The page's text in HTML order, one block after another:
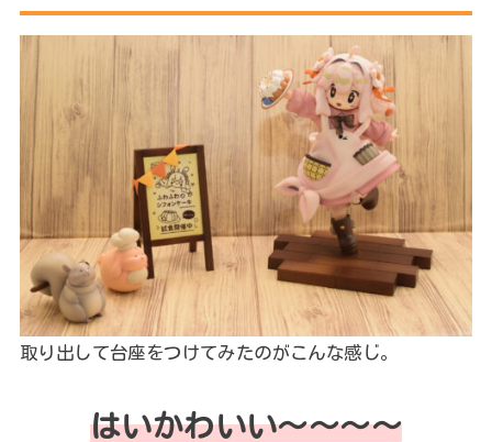
取り出して台座をつけてみたのがこんな感じ。
はいかわいい～～～～